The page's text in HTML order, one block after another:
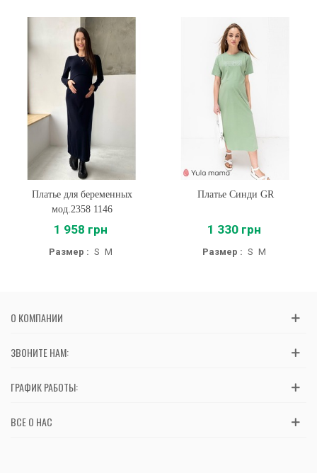
Платье для беременных
мод.2358 1146
1 958 грн
Размер : S M
Платье Синди GR
1 330 грн
Размер : S M
О КОМПАНИИ
ЗВОНИТЕ НАМ:
ГРАФИК РАБОТЫ:
ВСЕ О НАС